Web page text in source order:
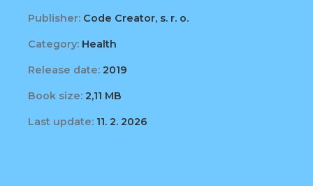
Publisher: Code Creator, s. r. o.
Category: Health
Release date: 2019
Book size: 2,11 MB
Last update: 11. 2. 2026